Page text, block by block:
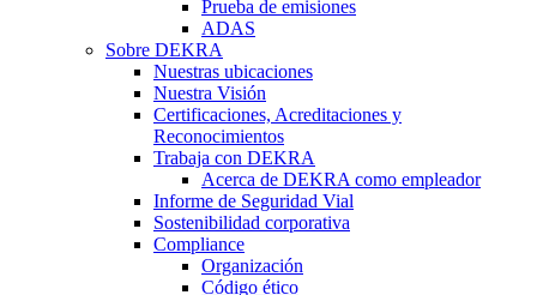
Prueba de emisiones
ADAS
Sobre DEKRA
Nuestras ubicaciones
Nuestra Visión
Certificaciones, Acreditaciones y
Reconocimientos
Trabaja con DEKRA
Acerca de DEKRA como empleador
Informe de Seguridad Vial
Sostenibilidad corporativa
Compliance
Organización
Código ético